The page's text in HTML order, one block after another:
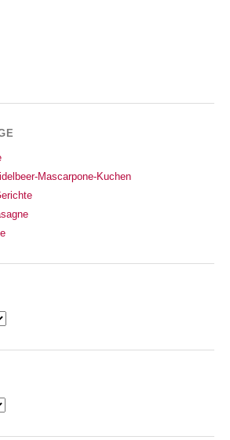
Mascarpone-Kuchen